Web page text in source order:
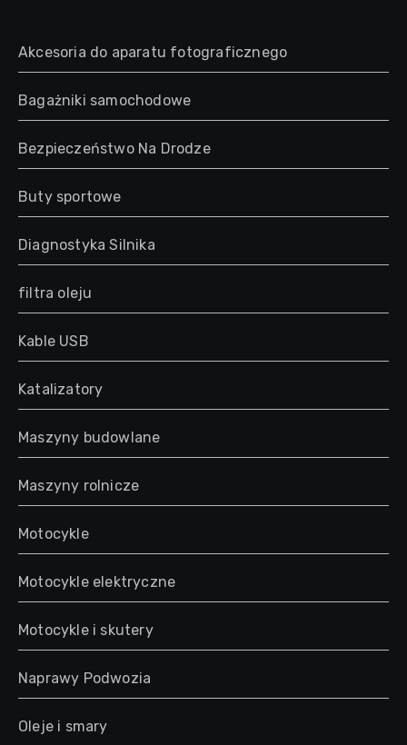
Akcesoria do aparatu fotograficznego
Bagażniki samochodowe
Bezpieczeństwo Na Drodze
Buty sportowe
Diagnostyka Silnika
filtra oleju
Kable USB
Katalizatory
Maszyny budowlane
Maszyny rolnicze
Motocykle
Motocykle elektryczne
Motocykle i skutery
Naprawy Podwozia
Oleje i smary